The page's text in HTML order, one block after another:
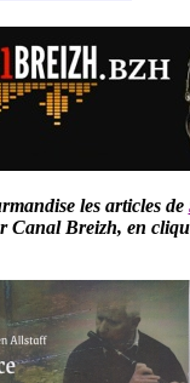
les articles de
Canal Breizh, en